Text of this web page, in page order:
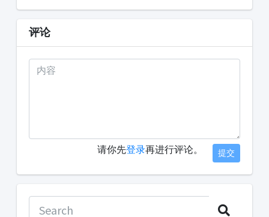
评论
请你先登录再进行评论。 提交